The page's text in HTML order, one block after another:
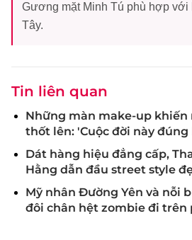
Gương mặt Minh Tú phù hợp với
Tây.
Tin liên quan
Những màn make-up khiến
thốt lên: 'Cuộc đời này đúng
Dát hàng hiệu đẳng cấp,
Hằng dẫn đầu street style
Mỹ nhân Đường Yên và nỗi
đôi chân hệt zombie đi trên